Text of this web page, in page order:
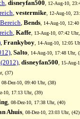
, disneyfan500 , 12-Aug-10,
, vestermike , 12-Aug-10,
, Bends , 14-Aug-10,
, Kaffe , 13-Aug-10, 07:42
, Frankyboy , 14-Aug-10, 12:05
, Salto , 14-Aug-10, 17:48 Uhr,
, disneyfan500 , 15-
(37)
, 08-Dez-10, 09:40 Uhr, (38)
10, 17:13 Uhr, (39)
, 08-Dez-10, 17:38 Uhr, (40)
Ahuis , 08-Dez-10, 23:03 Uhr, (42)